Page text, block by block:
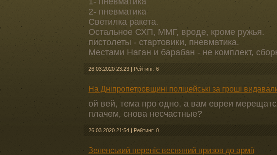
2- пневматика
Светилка ракета.
Остальное СХП, ММГ, вроде, кроме ружья.
пистолеты - стартовики, пневматика.
Местами Наган и барабан - не комплект,
26.03.2020 23:23 | Рейтинг: 6
На Дніпропетровщині поліцейські за гроші
ой вей, тема про одно, а вам евреи
плачем, снова несчастные?
26.03.2020 21:54 | Рейтинг: 0
Зеленський переніс весняний призов до армії